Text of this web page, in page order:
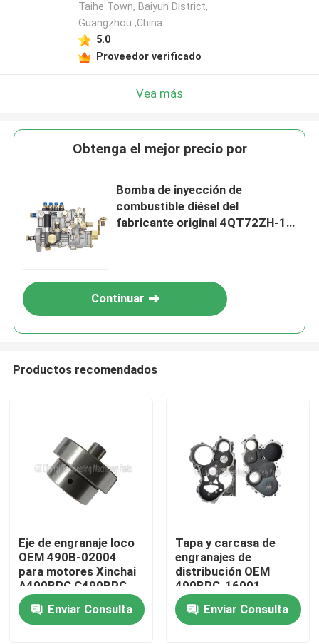
En casa
Productos
Taihe Town, Baiyun District,
Guangzhou ,China
5.0
Proveedor verificado
Vea más
Obtenga el mejor precio por
Bomba de inyección de
combustible diésel del
fabricante original 4QT72ZH-1
Continuar
Productos recomendados
Eje de engranaje loco
OEM 490B-02004
para motores Xinchai
A490BPG C490BPG
B490BPG A495BPG
A498BPG 4D27G31
con 3 meses de
Enviar Consulta
Tapa y carcasa de
engranajes de
distribución OEM
490BPG-16001
490BPG-16003 para
carretilla elevadora
Xinchai A490BPG
Enviar Consulta